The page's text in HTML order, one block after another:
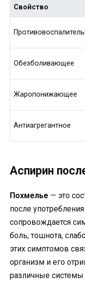
Свойство
Обезболивающее
Жаропонижающее
Антиагрегантное
Аспирин
Похмелье — это
после
сопровождается
боль, тошнота,
этих симптомов
организм и его
различные